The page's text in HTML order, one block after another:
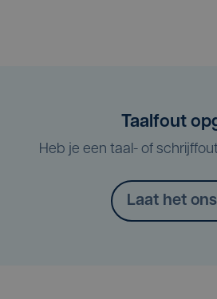
Taalfout
Heb je een taal- of
Laat het